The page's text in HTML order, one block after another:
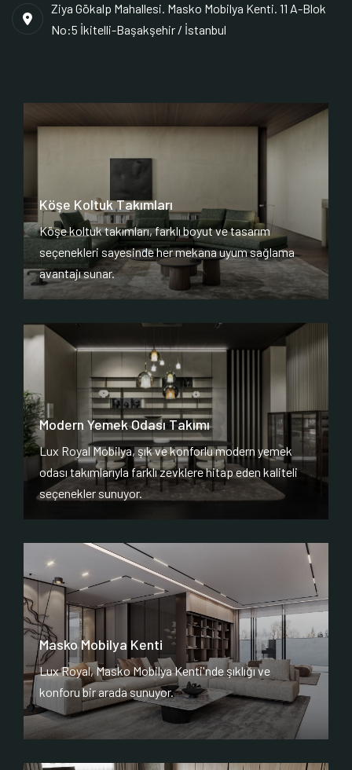
Ziya Gökalp Mahallesi. Masko Mobilya Kenti. 11 A-Blok
No:5 İkitelli-Başakşehir / İstanbul
Köşe Koltuk Takımları
Köşe koltuk takımları, farklı boyut ve tasarım
seçenekleri sayesinde her mekana uyum sağlama
avantajı sunar.
Modern Yemek Odası Takımı
Lux Royal Mobilya, şık ve konforlu modern yemek
odası takımlarıyla farklı zevklere hitap eden kaliteli
seçenekler sunuyor.
Masko Mobilya Kenti
Lux Royal, Masko Mobilya Kenti'nde şıklığı ve
konforu bir arada sunuyor.